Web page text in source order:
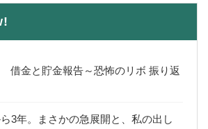
借金と貯金報告～恐怖のリボ 振り返
3年。まさかの急展開と、私の出し